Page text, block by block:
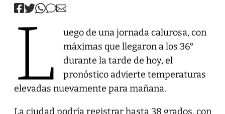
L
uego de una jornada calurosa, con
máximas que llegaron a los 36°
durante la tarde de hoy, el
pronóstico advierte temperaturas
elevadas nuevamente para mañana.
La ciudad podría registrar hasta 38 grados, con